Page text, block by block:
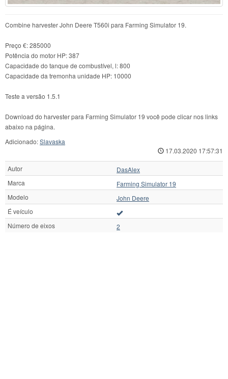
Combine harvester John Deere T560i para Farming Simulator 19.
Preço €: 285000
Potência do motor HP: 387
Capacidade do tanque de combustível, l: 800
Capacidade da tremonha unidade HP: 10000
Teste a versão 1.5.1
Download do harvester para Farming Simulator 19 você pode clicar nos links
abaixo na página.
Adicionado:Slavaska
17.03.2020 17:57:31
Autor
DasAlex
Marca
Farming Simulator 19
Modelo
John Deere
É veículo
Número de eixos
2